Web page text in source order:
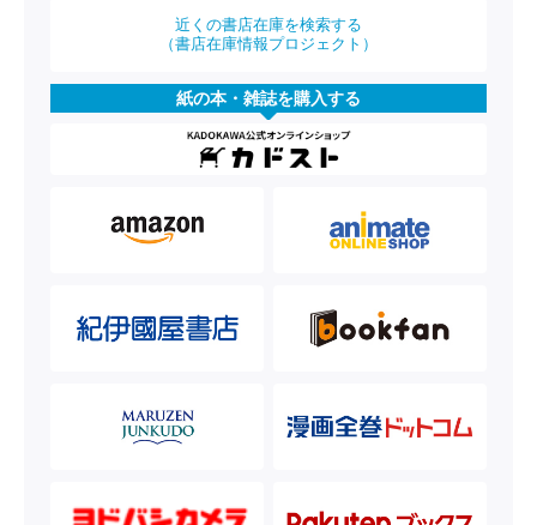
近くの書店在庫を検索する
（書店在庫情報プロジェクト）
紙の本・雑誌を購入する